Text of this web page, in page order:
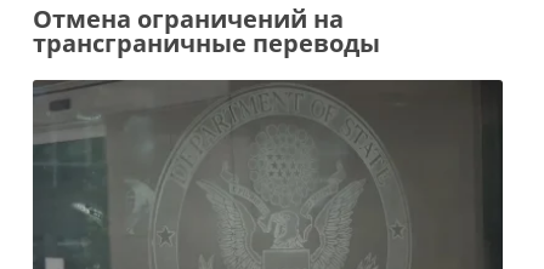
Отмена ограничений на
трансграничные переводы